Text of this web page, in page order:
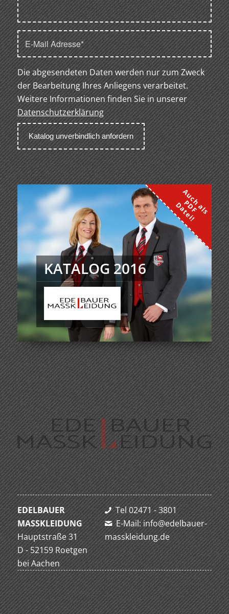
Die abgesendeten Daten werden nur zum Zweck
der Bearbeitung Ihres Anliegens verarbeitet.
Weitere Informationen finden Sie in unserer
Datenschutzerklärung
KATALOG 2016
EDELBAUER
MASSKLEIDUNG
Hauptstraße 31
D - 52159 Roetgen
bei Aachen
Tel 02471 - 3801
E-Mail: info@edelbauer-
masskleidung.de